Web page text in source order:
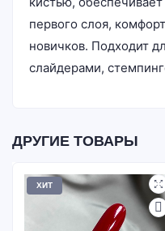
первого слоя,
новичков. Подходит
слайдерами,
ДРУГИЕ ТОВАРЫ
ХИТ